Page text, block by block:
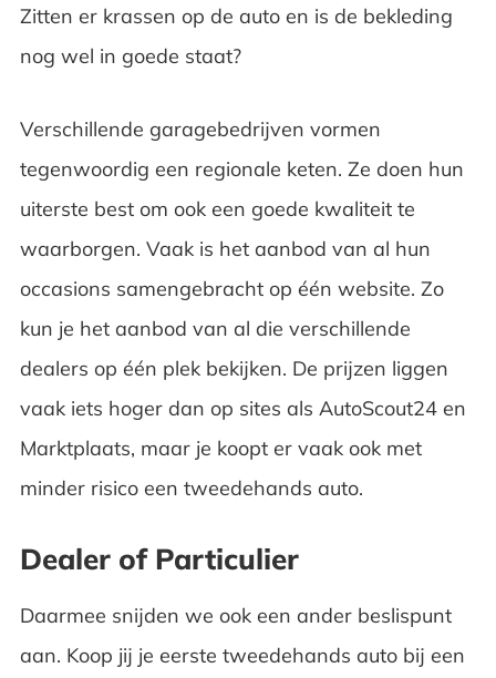
Zitten er krassen op de auto en is de bekleding
nog wel in goede staat?
Verschillende garagebedrijven vormen
tegenwoordig een regionale keten. Ze doen hun
uiterste best om ook een goede kwaliteit te
waarborgen. Vaak is het aanbod van al hun
occasions samengebracht op één website. Zo
kun je het aanbod van al die verschillende
dealers op één plek bekijken. De prijzen liggen
vaak iets hoger dan op sites als AutoScout24 en
Marktplaats, maar je koopt er vaak ook met
minder risico een tweedehands auto.
Dealer of Particulier
Daarmee snijden we ook een ander beslispunt
aan. Koop jij je eerste tweedehands auto bij een